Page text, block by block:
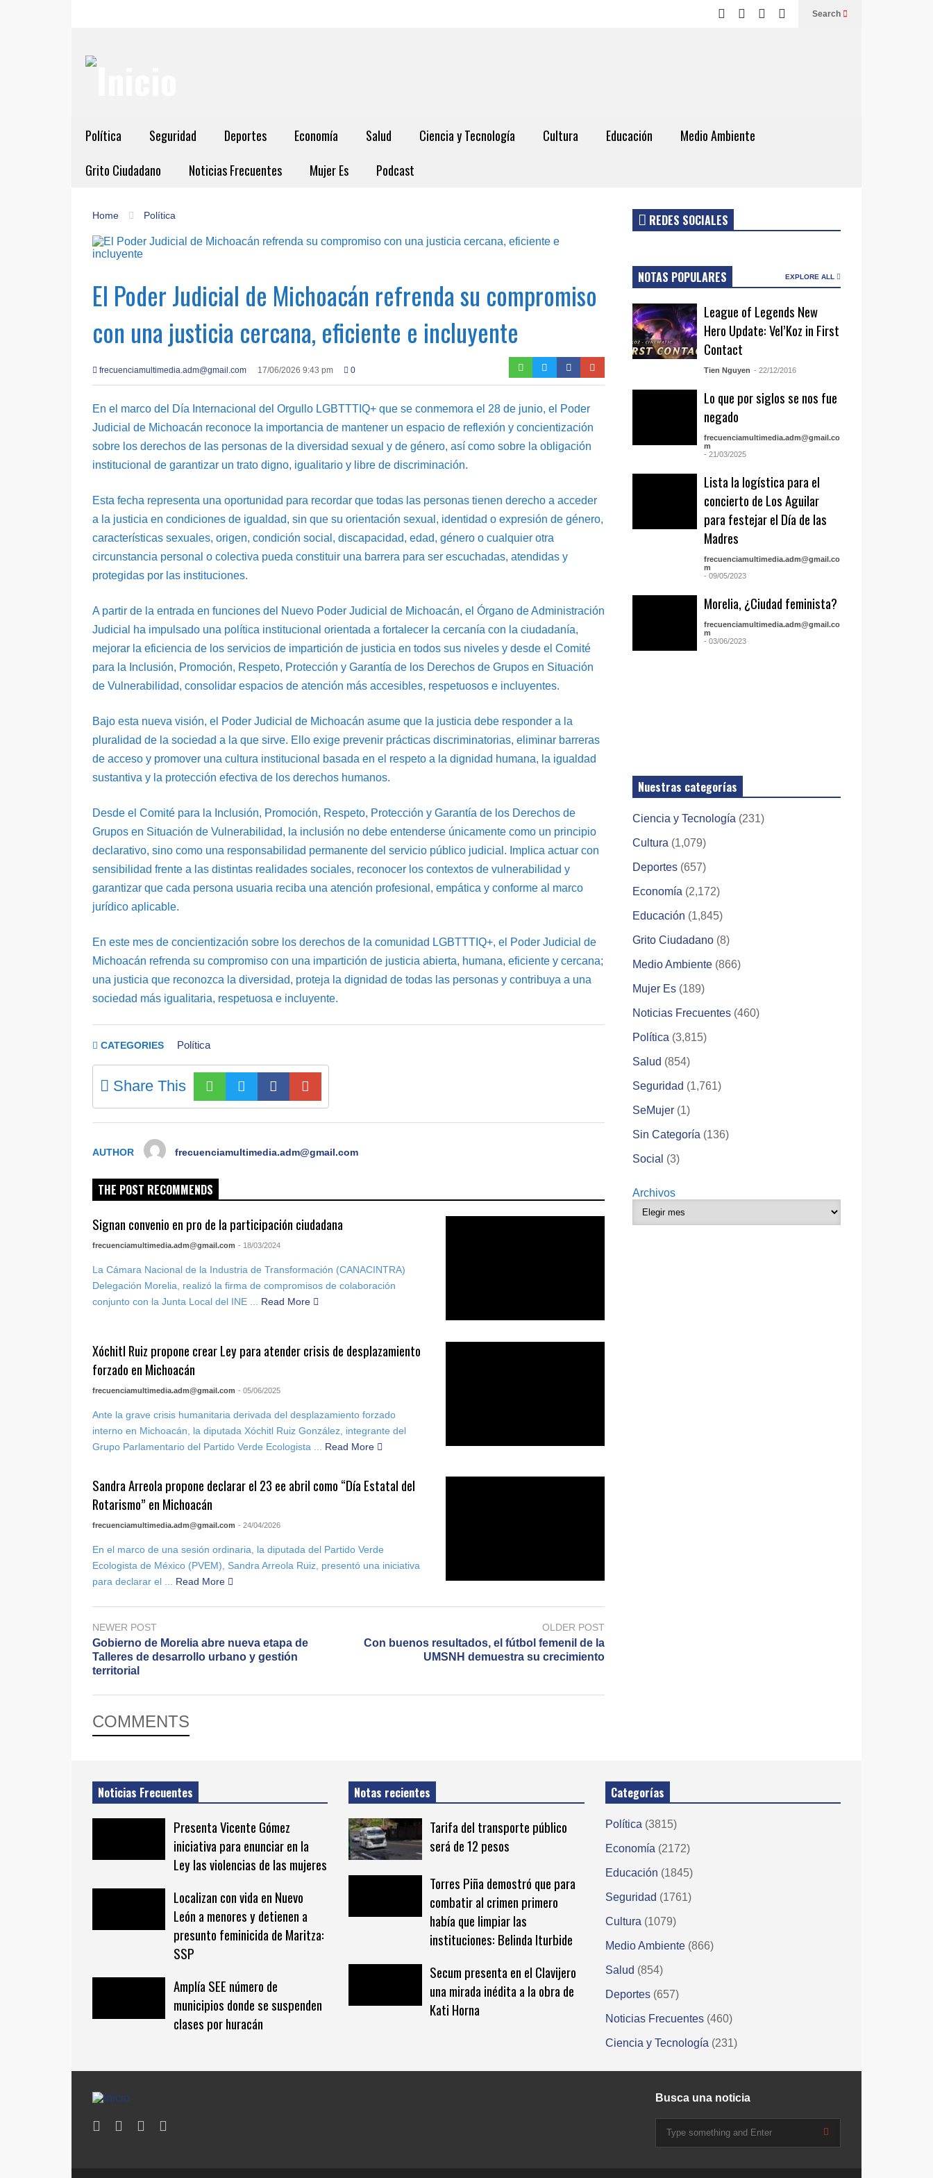
Search
Política Seguridad Deportes Economía Salud Ciencia y Tecnología Cultura Educación
Medio Ambiente
Grito Ciudadano
Noticias Frecuentes Mujer Es Podcast
Home Política
El Poder Judicial de Michoacán refrenda su compromiso
con una justicia cercana, eficiente e incluyente
frecuenciamultimedia.adm@gmail.com 17/06/2026 9:43 pm 0
En el marco del Día Internacional del Orgullo LGBTTTIQ+ que se conmemora el 28 de junio, el Poder
Judicial de Michoacán reconoce la importancia de mantener un espacio de reflexión y concientización
sobre los derechos de las personas de la diversidad sexual y de género, así como sobre la obligación
institucional de garantizar un trato digno, igualitario y libre de discriminación.
Esta fecha representa una oportunidad para recordar que todas las personas tienen derecho a acceder
a la justicia en condiciones de igualdad, sin que su orientación sexual, identidad o expresión de género,
características sexuales, origen, condición social, discapacidad, edad, género o cualquier otra
circunstancia personal o colectiva pueda constituir una barrera para ser escuchadas, atendidas y
protegidas por las instituciones.
A partir de la entrada en funciones del Nuevo Poder Judicial de Michoacán, el Órgano de Administración
Judicial ha impulsado una política institucional orientada a fortalecer la cercanía con la ciudadanía,
mejorar la eficiencia de los servicios de impartición de justicia en todos sus niveles y desde el Comité
para la Inclusión, Promoción, Respeto, Protección y Garantía de los Derechos de Grupos en Situación
de Vulnerabilidad, consolidar espacios de atención más accesibles, respetuosos e incluyentes.
Bajo esta nueva visión, el Poder Judicial de Michoacán asume que la justicia debe responder a la
pluralidad de la sociedad a la que sirve. Ello exige prevenir prácticas discriminatorias, eliminar barreras
de acceso y promover una cultura institucional basada en el respeto a la dignidad humana, la igualdad
sustantiva y la protección efectiva de los derechos humanos.
Desde el Comité para la Inclusión, Promoción, Respeto, Protección y Garantía de los Derechos de
Grupos en Situación de Vulnerabilidad, la inclusión no debe entenderse únicamente como un principio
declarativo, sino como una responsabilidad permanente del servicio público judicial. Implica actuar con
sensibilidad frente a las distintas realidades sociales, reconocer los contextos de vulnerabilidad y
garantizar que cada persona usuaria reciba una atención profesional, empática y conforme al marco
jurídico aplicable.
En este mes de concientización sobre los derechos de la comunidad LGBTTTIQ+, el Poder Judicial de
Michoacán refrenda su compromiso con una impartición de justicia abierta, humana, eficiente y cercana;
una justicia que reconozca la diversidad, proteja la dignidad de todas las personas y contribuya a una
sociedad más igualitaria, respetuosa e incluyente.
CATEGORIES Política
Share This
AUTHOR frecuenciamultimedia.adm@gmail.com
THE POST RECOMMENDS
Signan convenio en pro de la participación ciudadana
frecuenciamultimedia.adm@gmail.com - 18/03/2024
La Cámara Nacional de la Industria de Transformación (CANACINTRA)
Delegación Morelia, realizó la firma de compromisos de colaboración
conjunto con la Junta Local del INE ...
Read More
Xóchitl Ruiz propone crear Ley para atender crisis de desplazamiento
forzado en Michoacán
frecuenciamultimedia.adm@gmail.com - 05/06/2025
Ante la grave crisis humanitaria derivada del desplazamiento forzado
interno en Michoacán, la diputada Xóchitl Ruiz González, integrante del
Grupo Parlamentario del Partido Verde Ecologista ...
Read More
Sandra Arreola propone declarar el 23 ee abril como “Día Estatal del
Rotarismo” en Michoacán
frecuenciamultimedia.adm@gmail.com - 24/04/2026
En el marco de una sesión ordinaria, la diputada del Partido Verde
Ecologista de México (PVEM), Sandra Arreola Ruiz, presentó una iniciativa
para declarar el ...
Read More
NEWER POST
Gobierno de Morelia abre nueva etapa de
Talleres de desarrollo urbano y gestión
territorial
OLDER POST
Con buenos resultados, el fútbol femenil de la
UMSNH demuestra su crecimiento
COMMENTS
REDES SOCIALES
NOTAS POPULARES EXPLORE ALL
League of Legends New
Hero Update: Vel’Koz in First
Contact
Tien Nguyen - 22/12/2016
Lo que por siglos se nos fue
negado
frecuenciamultimedia.adm@gmail.co
m
- 21/03/2025
Lista la logística para el
concierto de Los Aguilar
para festejar el Día de las
Madres
frecuenciamultimedia.adm@gmail.co
m
- 09/05/2023
Morelia, ¿Ciudad feminista?
frecuenciamultimedia.adm@gmail.co
m
- 03/06/2023
Nuestras categorías
Ciencia y Tecnología (231)
Cultura (1,079)
Deportes (657)
Economía (2,172)
Educación (1,845)
Grito Ciudadano (8)
Medio Ambiente (866)
Mujer Es (189)
Noticias Frecuentes (460)
Política (3,815)
Salud (854)
Seguridad (1,761)
SeMujer (1)
Sin Categoría (136)
Social (3)
Archivos
Noticias Frecuentes
Presenta Vicente Gómez
iniciativa para enunciar en la
Ley las violencias de las mujeres
Localizan con vida en Nuevo
León a menores y detienen a
presunto feminicida de Maritza:
SSP
Amplía SEE número de
municipios donde se suspenden
clases por huracán
Notas recientes
Tarifa del transporte público
será de 12 pesos
Torres Piña demostró que para
combatir al crimen primero
había que limpiar las
instituciones: Belinda Iturbide
Secum presenta en el Clavijero
una mirada inédita a la obra de
Kati Horna
Categorías
Política (3815)
Economía (2172)
Educación (1845)
Seguridad (1761)
Cultura (1079)
Medio Ambiente (866)
Salud (854)
Deportes (657)
Noticias Frecuentes (460)
Ciencia y Tecnología (231)
Busca una noticia